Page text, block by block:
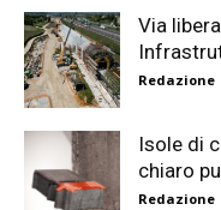
Via
Redazione
Isole di
chiaro
Redazione